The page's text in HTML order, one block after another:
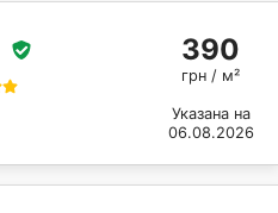
390
грн / м²
Указана на
06.08.2026